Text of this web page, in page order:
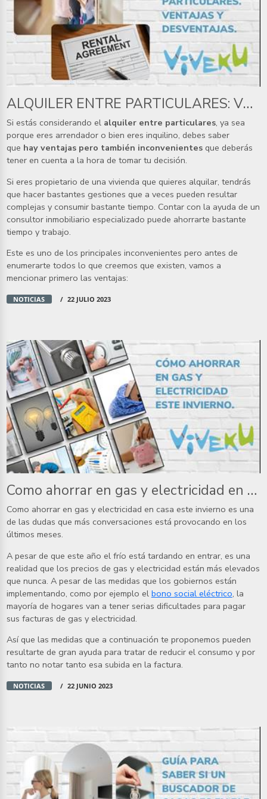
ALQUILER ENTRE PARTICULARES: VENTAJAS Y DESVENTAJAS
Si estás considerando el alquiler entre particulares, ya sea
porque eres arrendador o bien eres inquilino, debes saber
que hay ventajas pero también inconvenientesque deberás
tener en cuenta a la hora de tomar tu decisión.
Si eres propietario de una vivienda que quieres alquilar, tendrás
que hacer bastantes gestiones que a veces pueden resultar
complejas y consumir bastante tiempo. Contar con la ayuda de un
consultor inmobiliario especializado puede ahorrarte bastante
tiempo y trabajo.
Este es uno de los principales inconvenientes pero antes de
enumerarte todos lo que creemos que existen, vamos a
mencionar primero las ventajas:
NOTICIAS 22 JULIO 2023
Como ahorrar en gas y electricidad en casa este invierno.
Como ahorrar en gas y electricidad en casa este invierno es una
de las dudas que más conversaciones está provocando en los
últimos meses.
A pesar de que este año el frío está tardando en entrar, es una
realidad que los precios de gas y electricidad están más elevados
que nunca. A pesar de las medidas que los gobiernos están
implementando, como por ejemplo el bono social eléctrico, la
mayoría de hogares van a tener serias dificultades para pagar
sus facturas de gas y electricidad.
Así que las medidas que a continuación te proponemos pueden
resultarte de gran ayuda para tratar de reducir el consumo y por
tanto no notar tanto esa subida en la factura.
NOTICIAS 22 JUNIO 2023